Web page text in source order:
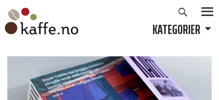
Hopp
innhold
KATEGORIER